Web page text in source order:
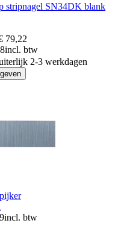
stripnagel SN34DK blank
79,22
incl. btw
2-3 werkdagen
incl. btw